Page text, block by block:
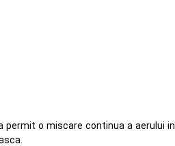
permit o miscare continua a aerului in